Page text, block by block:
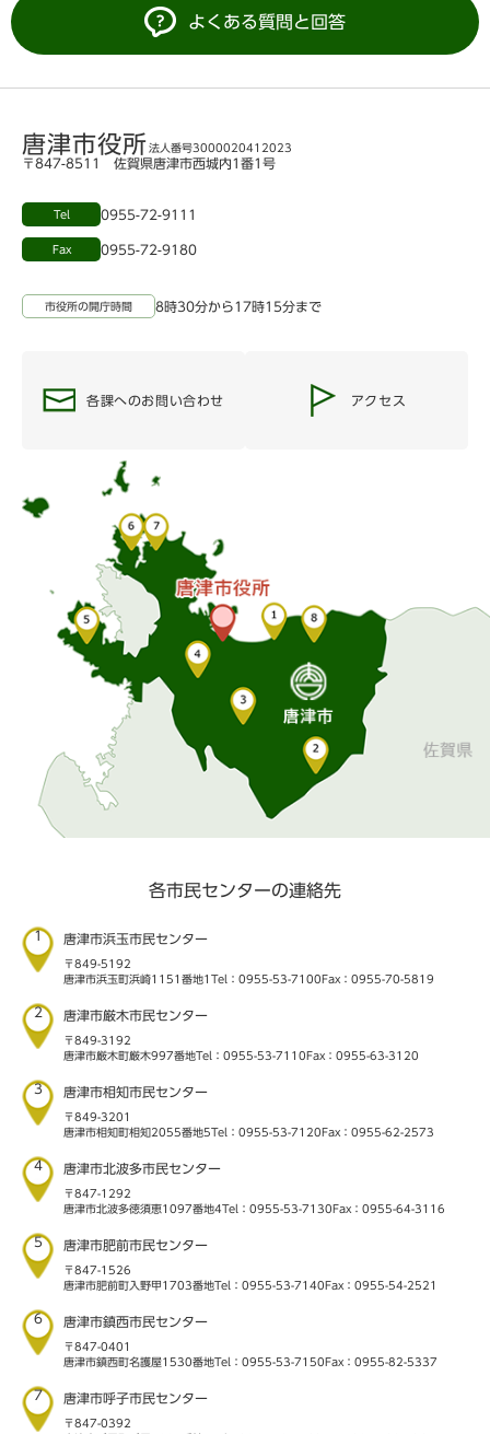
よくある質問と回答
唐津市役所 法人番号3000020412023
〒847-8511 佐賀県唐津市西城内1番1号
Tel 0955-72-9111
Fax 0955-72-9180
市役所の開庁時間 8時30分から17時15分まで
各課へのお問い合わせ アクセス
各市民センターの連絡先
1 唐津市浜玉市民センター
〒849-5192
唐津市浜玉町浜崎1151番地1 Tel：0955-53-7100 Fax：0955-70-5819
2 唐津市厳木市民センター
〒849-3192
唐津市厳木町厳木997番地Tel：0955-53-7110 Fax：0955-63-3120
3 唐津市相知市民センター
〒849-3201
唐津市相知町相知2055番地5Tel：0955-53-7120 Fax：0955-62-2573
4 唐津市北波多市民センター
〒847-1292
唐津市北波多徳須恵1097番地4Tel：0955-53-7130 Fax：0955-64-3116
5 唐津市肥前市民センター
〒847-1526
唐津市肥前町入野甲1703番地Tel：0955-53-7140 Fax：0955-54-2521
6 唐津市鎮西市民センター
〒847-0401
唐津市鎮西町名護屋1530番地Tel：0955-53-7150 Fax：0955-82-5337
7 唐津市呼子市民センター
〒847-0392